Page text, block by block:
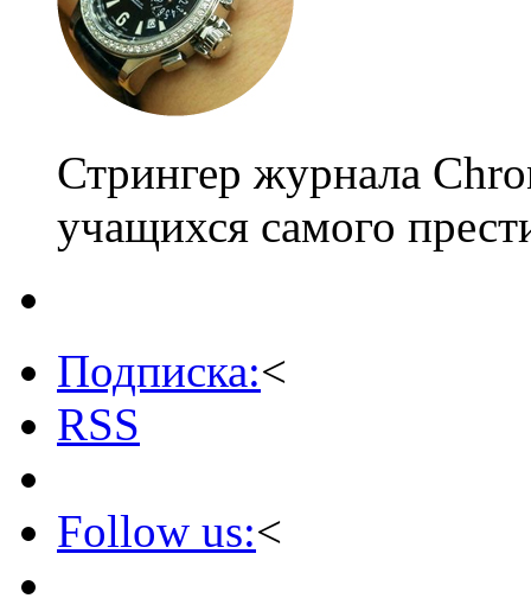
Стрингер журнала
учащихся самого
Подписка:<
RSS
Follow us:<